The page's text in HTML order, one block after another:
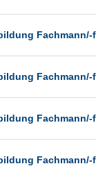
Mainz
Mannheim
München
Münster
Neu-Isenburg
Neumünster
Fachmann/-
Fachmann/-
Fachmann/-
Fachmann/-